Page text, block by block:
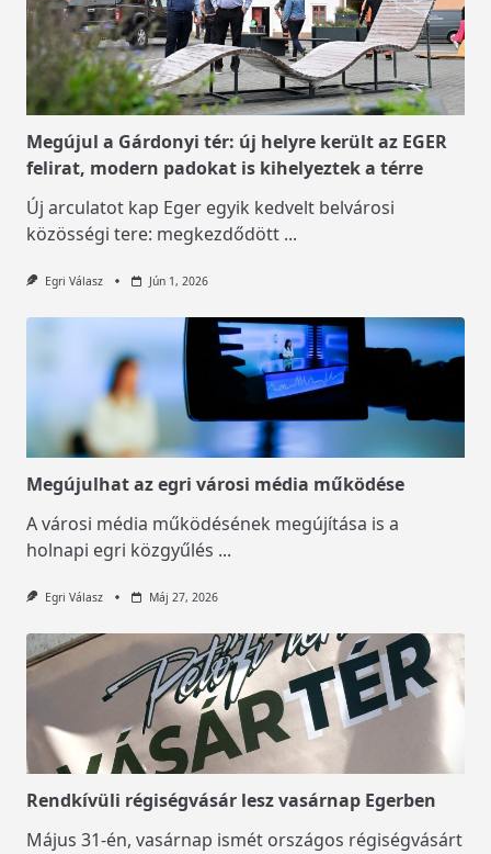
Megújul a Gárdonyi tér: új helyre került az EGER
felirat, modern padokat is kihelyeztek a térre
Új arculatot kap Eger egyik kedvelt belvárosi
közösségi tere: megkezdődött ...
Egri Válasz Jún 1, 2026
Megújulhat az egri városi média működése
A városi média működésének megújítása is a
holnapi egri közgyűlés ...
Egri Válasz Máj 27, 2026
Rendkívüli régiségvásár lesz vasárnap Egerben
Május 31-én, vasárnap ismét országos régiségvásárt